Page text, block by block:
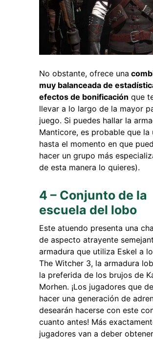
No obstante, ofrece una
muy balanceada de
efectos de bonificación que
llevar a lo largo de la mayor
juego. Si puedes hallar la
Manticore, es probable que la
hasta el momento en que
hacer un grupo más
de esta manera lo quieres).
4 – Conjunto de la
escuela del lobo
Este atuendo presenta una
de aspecto atrayente
armadura que utiliza Eskel a
The Witcher 3, la armadura
la preferida de los brujos de
Morhen. ¡Los jugadores que
hacer una generación de
desearán hacerse con este
cuanto antes! Más
jugadores van a deber